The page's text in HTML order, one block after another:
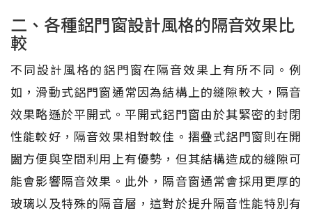
二、各種鋁門窗設計風格的隔音效果比
較
不同設計風格的鋁門窗在隔音效果上有所不同。例
如，滑動式鋁門窗通常因為結構上的縫隙較大，隔音
效果略遜於平開式。平開式鋁門窗由於其緊密的封閉
性能較好，隔音效果相對較佳。摺疊式鋁門窗則在開
闔方便與空間利用上有優勢，但其結構造成的縫隙可
能會影響隔音效果。此外，隔音窗通常會採用更厚的
玻璃以及特殊的隔音層，這對於提升隔音性能特別有